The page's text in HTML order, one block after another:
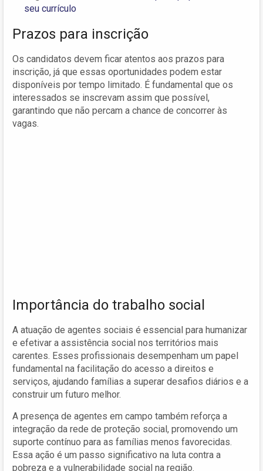
seu currículo
Prazos para inscrição
Os candidatos devem ficar atentos aos prazos para
inscrição, já que essas oportunidades podem estar
disponíveis por tempo limitado. É fundamental que os
interessados se inscrevam assim que possível,
garantindo que não percam a chance de concorrer às
vagas.
Importância do trabalho social
A atuação de agentes sociais é essencial para humanizar
e efetivar a assistência social nos territórios mais
carentes. Esses profissionais desempenham um papel
fundamental na facilitação do acesso a direitos e
serviços, ajudando famílias a superar desafios diários e a
construir um futuro melhor.
A presença de agentes em campo também reforça a
integração da rede de proteção social, promovendo um
suporte contínuo para as famílias menos favorecidas.
Essa ação é um passo significativo na luta contra a
pobreza e a vulnerabilidade social na região.